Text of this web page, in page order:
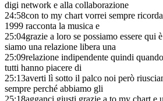
digi network e alla collaborazione
24:58con to my chart vorrei sempre
1999 racconta la musica e
25:04grazie a loro se possiamo essere qui
siamo una relazione libera una
25:09relazione indipendente quindi
tutti hanno piacere di
25:13averti lì sotto il palco noi però
sempre perché abbiamo gli